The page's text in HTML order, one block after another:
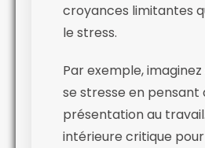
croyances limitantes
le stress.
Par exemple, imaginez
se stresse en pensant
présentation au
intérieure critique